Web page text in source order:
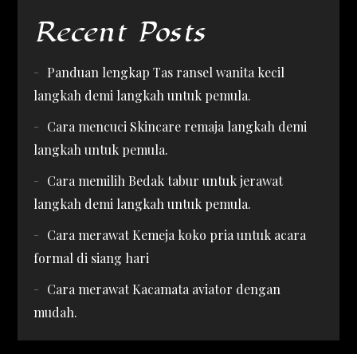
Recent Posts
Panduan lengkap Tas ransel wanita kecil
langkah demi langkah untuk pemula.
Cara mencuci Skincare remaja langkah demi
langkah untuk pemula.
Cara memilih Bedak tabur untuk jerawat
langkah demi langkah untuk pemula.
Cara merawat Kemeja koko pria untuk acara
formal di siang hari
Cara merawat Kacamata aviator dengan
mudah.